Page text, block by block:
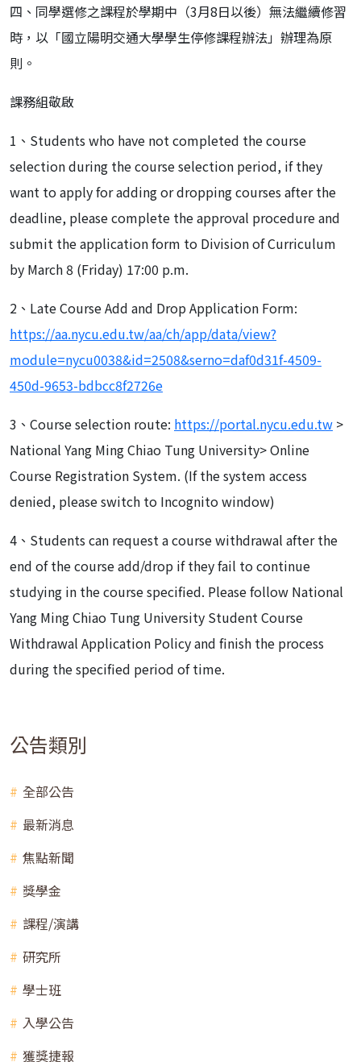
四、同學選修之課程於學期中（3月8日以後）無法繼續修習
時，以「國立陽明交通大學學生停修課程辦法」辦理為原
則。
課務組敬啟
1、Students who have not completed the course
selection during the course selection period, if they
want to apply for adding or dropping courses after the
deadline, please complete the approval procedure and
submit the application form to Division of Curriculum
by March 8 (Friday) 17:00 p.m.
2、Late Course Add and Drop Application Form:
https://aa.nycu.edu.tw/aa/ch/app/data/view?
module=nycu0038&id=2508&serno=daf0d31f-4509-
450d-9653-bdbcc8f2726e
3、Course selection route: https://portal.nycu.edu.tw >
National Yang Ming Chiao Tung University> Online
Course Registration System. (If the system access
denied, please switch to Incognito window)
4、Students can request a course withdrawal after the
end of the course add/drop if they fail to continue
studying in the course specified. Please follow National
Yang Ming Chiao Tung University Student Course
Withdrawal Application Policy and finish the process
during the specified period of time.
公告類別
全部公告
最新消息
焦點新聞
獎學金
課程/演講
研究所
學士班
入學公告
獲獎捷報